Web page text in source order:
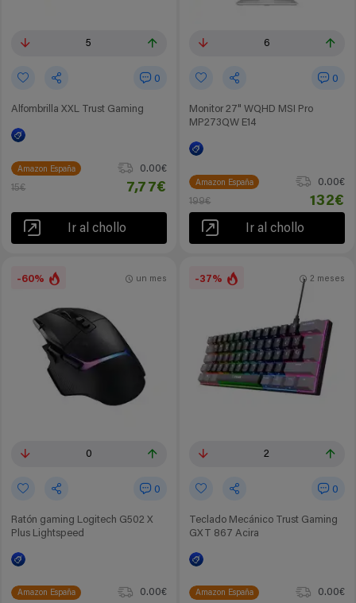
5
0
Alfombrilla XXL Trust Gaming
Amazon España
0.00€
15€
7,77€
Ir al chollo
6
0
Monitor 27" WQHD MSI Pro
MP273QW E14
Amazon España
0.00€
199€
132€
Ir al chollo
-60%
0
0
Ratón gaming Logitech G502 X
Plus Lightspeed
un mes
Amazon España
0.00€
-37%
2
0
Teclado Mecánico Trust Gaming
GXT 867 Acira
2 meses
Amazon España
0.00€